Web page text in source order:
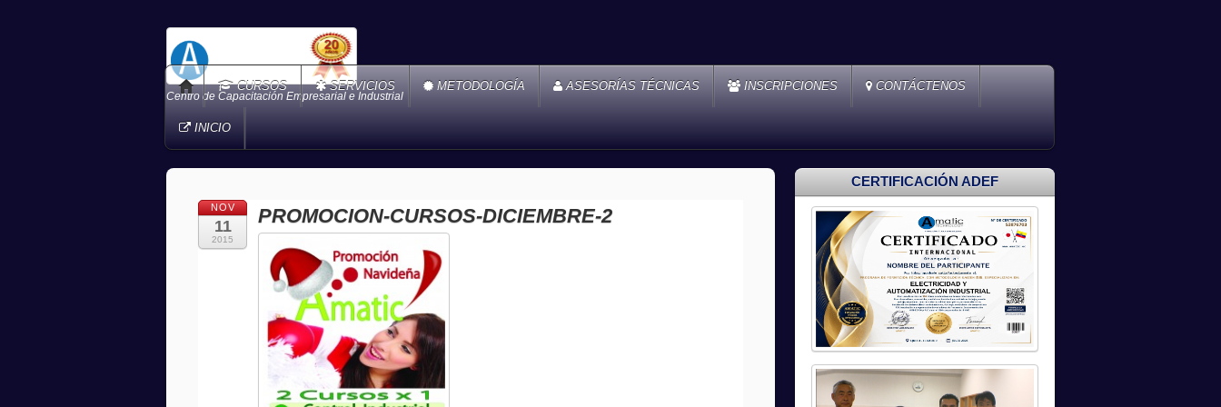
Centro de Capacitación Empresarial e Industrial
CURSOS SERVICIOS METODOLOGÍA ASESORÍAS TÉCNICAS INSCRIPCIONES CONTÁCTENOS
INICIO
NOV
11
2015
PROMOCION-CURSOS-DICIEMBRE-2
CERTIFICACIÓN ADEF